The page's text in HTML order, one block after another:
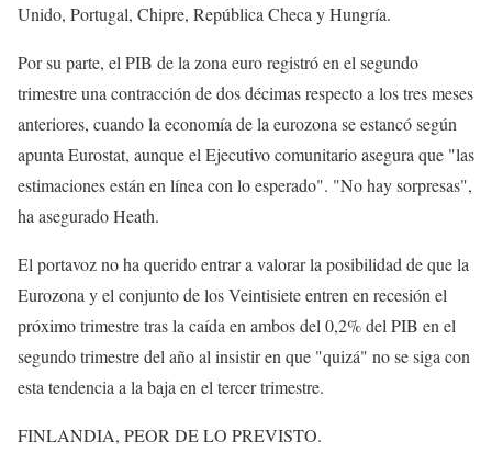
Unido, Portugal, Chipre, República Checa y Hungría.
Por su parte, el PIB de la zona euro registró en el segundo
trimestre una contracción de dos décimas respecto a los tres meses
anteriores, cuando la economía de la eurozona se estancó según
apunta Eurostat, aunque el Ejecutivo comunitario asegura que "las
estimaciones están en línea con lo esperado". "No hay sorpresas",
ha asegurado Heath.
El portavoz no ha querido entrar a valorar la posibilidad de que la
Eurozona y el conjunto de los Veintisiete entren en recesión el
próximo trimestre tras la caída en ambos del 0,2% del PIB en el
segundo trimestre del año al insistir en que "quizá" no se siga con
esta tendencia a la baja en el tercer trimestre.
FINLANDIA, PEOR DE LO PREVISTO.